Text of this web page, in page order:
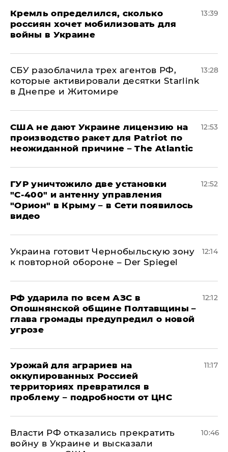
Кремль определился, сколько
россиян хочет мобилизовать для
войны в Украине
13:39
СБУ разоблачила трех агентов РФ,
которые активировали десятки Starlink
в Днепре и Житомире
13:28
США не дают Украине лицензию на
производство ракет для Patriot по
неожиданной причине – The Atlantic
12:53
ГУР уничтожило две установки
"С‑400" и антенну управления
"Орион" в Крыму – в Сети появилось
видео
12:52
Украина готовит Чернобыльскую зону
к повторной обороне – Der Spiegel
12:14
РФ ударила по всем АЗС в
Опошнянской общине Полтавщины –
глава громады предупредил о новой
угрозе
12:12
Урожай для аграриев на
оккупированных Россией
территориях превратился в
проблему – подробности от ЦНС
11:17
Власти РФ отказались прекратить
войну в Украине и высказали
10:46